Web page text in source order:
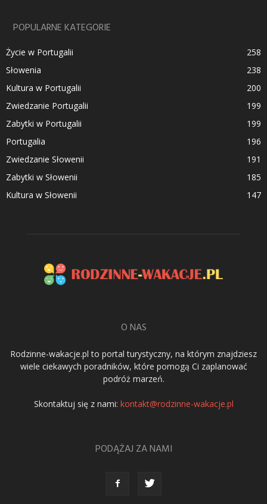
POPULARNE KATEGORIE
Życie w Portugalii
258
Słowenia
238
Kultura w Portugalii
200
Zwiedzanie Portugalii
199
Zabytki w Portugalii
199
Portugalia
196
Zwiedzanie Słowenii
191
Zabytki w Słowenii
185
Kultura w Słowenii
147
O NAS
Rodzinne-wakacje.pl to portal turystyczny, na którym znajdziesz
wiele ciekawych poradników, które pomogą Ci zaplanować
podróż marzeń.
Skontaktuj się z nami: kontakt@rodzinne-wakacje.pl
PODĄŻAJ ZA NAMI